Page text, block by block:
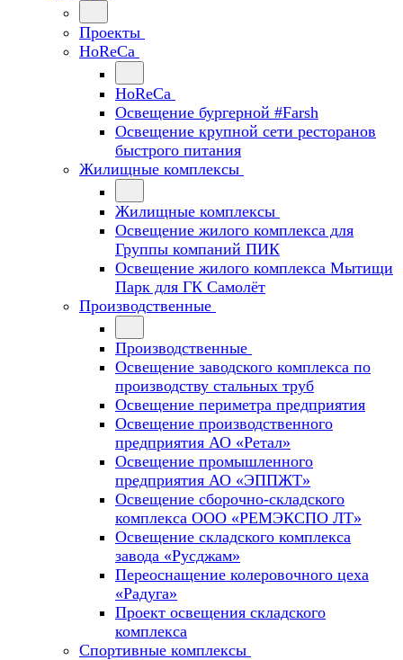
Проекты
HoReCa
HoReCa
Освещение бургерной #Farsh
Освещение крупной сети ресторанов
быстрого питания
Жилищные комплексы
Жилищные комплексы
Освещение жилого комплекса для
Группы компаний ПИК
Освещение жилого комплекса Мытищи
Парк для ГК Самолёт
Производственные
Производственные
Освещение заводского комплекса по
производству стальных труб
Освещение периметра предприятия
Освещение производственного
предприятия АО «Ретал»
Освещение промышленного
предприятия АО «ЭППЖТ»
Освещение сборочно-складского
комплекса ООО «РЕМЭКСПО ЛТ»
Освещение складского комплекса
завода «Русджам»
Переоснащение колеровочного цеха
«Радуга»
Проект освещения складского
комплекса
Спортивные комплексы